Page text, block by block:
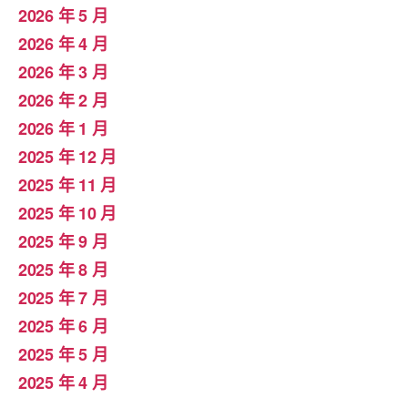
2026 年 5 月
2026 年 4 月
2026 年 3 月
2026 年 2 月
2026 年 1 月
2025 年 12 月
2025 年 11 月
2025 年 10 月
2025 年 9 月
2025 年 8 月
2025 年 7 月
2025 年 6 月
2025 年 5 月
2025 年 4 月